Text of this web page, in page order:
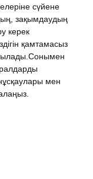
сүйене
зақымдаудың
керек
қамтамасыз
Сонымен
мен